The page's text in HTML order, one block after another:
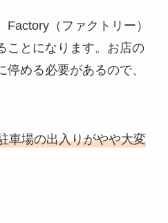
（ファクトリー）
ことになります。お店の
める必要があるので、
車場の出入りがやや大変